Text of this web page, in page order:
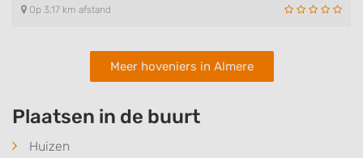
Op 3,17 km afstand
Meer hoveniers in Almere
Plaatsen in de buurt
Huizen